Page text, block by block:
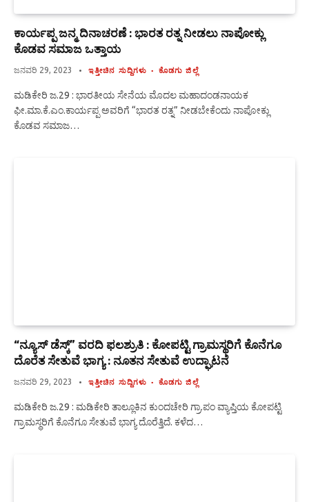
ಕಾರ್ಯಪ್ಪ ಜನ್ಮ ದಿನಾಚರಣೆ : ಭಾರತ ರತ್ನ ನೀಡಲು ನಾಪೋಕ್ಲು
ಕೊಡವ ಸಮಾಜ ಒತ್ತಾಯ
ಜನವರಿ 29, 2023 ಇತ್ತೀಚಿನ ಸುದ್ದಿಗಳು ಕೊಡಗು ಜಿಲ್ಲೆ
ಮಡಿಕೇರಿ ಜ.29 : ಭಾರತೀಯ ಸೇನೆಯ ಮೊದಲ ಮಹಾದಂಡನಾಯಕ
ಫೀ.ಮಾ.ಕೆ.ಎಂ.ಕಾರ್ಯಪ್ಪ ಅವರಿಗೆ “ಭಾರತ ರತ್ನ” ನೀಡಬೇಕೆಂದು ನಾಪೋಕ್ಲು
ಕೊಡವ ಸಮಾಜ…
“ನ್ಯೂಸ್ ಡೆಸ್ಕ್” ವರದಿ ಫಲಶ್ರುತಿ : ಕೋಪಟ್ಟಿ ಗ್ರಾಮಸ್ಥರಿಗೆ ಕೊನೆಗೂ
ದೊರೆತ ಸೇತುವೆ ಭಾಗ್ಯ : ನೂತನ ಸೇತುವೆ ಉದ್ಘಾಟನೆ
ಜನವರಿ 29, 2023 ಇತ್ತೀಚಿನ ಸುದ್ದಿಗಳು ಕೊಡಗು ಜಿಲ್ಲೆ
ಮಡಿಕೇರಿ ಜ.29 : ಮಡಿಕೇರಿ ತಾಲ್ಲೂಕಿನ ಕುಂದಚೇರಿ ಗ್ರಾ.ಪಂ ವ್ಯಾಪ್ತಿಯ ಕೋಪಟ್ಟಿ
ಗ್ರಾಮಸ್ಥರಿಗೆ ಕೊನೆಗೂ ಸೇತುವೆ ಭಾಗ್ಯ ದೊರೆತ್ತಿದೆ. ಕಳೆದ…